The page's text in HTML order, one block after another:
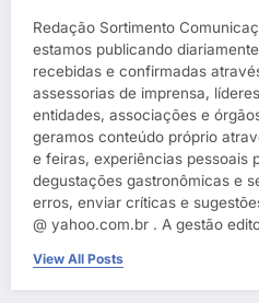
Redação Sortimento
estamos publicando
recebidas e confirmadas
assessorias de imprensa,
entidades, associações e
geramos conteúdo próprio
e feiras, experiências pessoais
degustações gastronômicas e
erros, enviar críticas e
@ yahoo.com.br . A gestão
View All Posts